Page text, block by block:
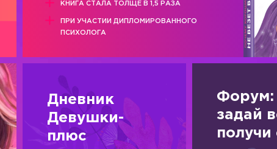
КНИГА СТАЛА ТОЛЩЕ В 1,5 РАЗА
ПРИ УЧАСТИИ ДИПЛОМИРОВАННОГО
ПСИХОЛОГА
Дневник
Девушки-
плюс
Форум:
задай
получи